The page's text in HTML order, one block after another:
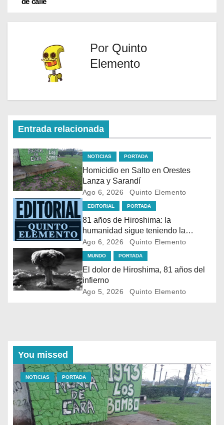
r
Por Quinto
Elemento
Entrada relacionada
NOTICIAS PORTADA
Homicidio en Salto en Orestes
Lanza y Sarandí
Ago 6, 2026 Quinto Elemento
EDITORIAL PORTADA
81 años de Hiroshima: la
humanidad sigue teniendo la
bomba en sus manos
Ago 6, 2026 Quinto Elemento
MUNDO PORTADA
El dolor de Hiroshima, 81 años del
infierno
Ago 5, 2026 Quinto Elemento
You missed
NOTICIAS PORTADA